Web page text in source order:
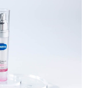
รทำความ
ปรก เครื่อง
วตามขั้นตอน
อยส์เจอไร